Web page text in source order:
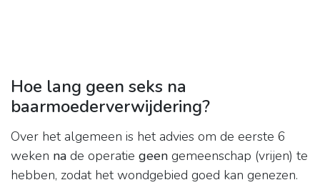
Hoe lang geen seks na
baarmoederverwijdering?
Over het algemeen is het advies om de eerste 6
weken na de operatie geen gemeenschap (vrijen) te
hebben, zodat het wondgebied goed kan genezen.